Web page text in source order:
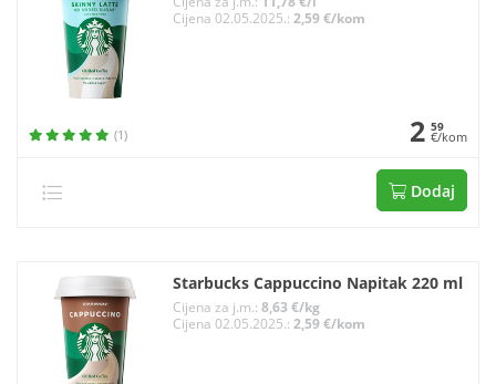
Cijena 02.05.2025.: 2,59 €/kom
(1) 2 59
€/kom
Dodaj
Starbucks Cappuccino Napitak 220 ml
Cijena za j.m.: 8,63 €/kg
Cijena 02.05.2025.: 2,59 €/kom